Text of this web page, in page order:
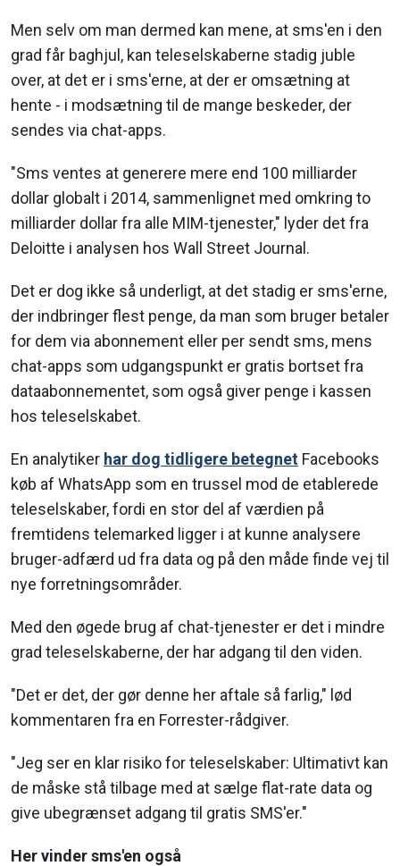
Men selv om man dermed kan mene, at sms'en i den
grad får baghjul, kan teleselskaberne stadig juble
over, at det er i sms'erne, at der er omsætning at
hente - i modsætning til de mange beskeder, der
sendes via chat-apps.
"Sms ventes at generere mere end 100 milliarder
dollar globalt i 2014, sammenlignet med omkring to
milliarder dollar fra alle MIM-tjenester," lyder det fra
Deloitte i analysen hos Wall Street Journal.
Det er dog ikke så underligt, at det stadig er sms'erne,
der indbringer flest penge, da man som bruger betaler
for dem via abonnement eller per sendt sms, mens
chat-apps som udgangspunkt er gratis bortset fra
dataabonnementet, som også giver penge i kassen
hos teleselskabet.
En analytiker har dog tidligere betegnet Facebooks
køb af WhatsApp som en trussel mod de etablerede
teleselskaber, fordi en stor del af værdien på
fremtidens telemarked ligger i at kunne analysere
bruger-adfærd ud fra data og på den måde finde vej til
nye forretningsområder.
Med den øgede brug af chat-tjenester er det i mindre
grad teleselskaberne, der har adgang til den viden.
"Det er det, der gør denne her aftale så farlig," lød
kommentaren fra en Forrester-rådgiver.
"Jeg ser en klar risiko for teleselskaber: Ultimativt kan
de måske stå tilbage med at sælge flat-rate data og
give ubegrænset adgang til gratis SMS'er."
Her vinder sms'en også